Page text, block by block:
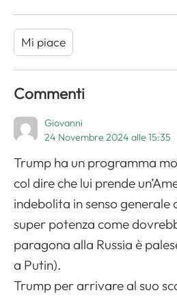
Mi piace
Commenti
Giovanni
24 Novembre 2024 alle 15:35
Trump ha un programma
col dire che lui prende
indebolita in senso generale
super potenza come
paragona alla Russia è
a Putin).
Trump per arrivare al suo